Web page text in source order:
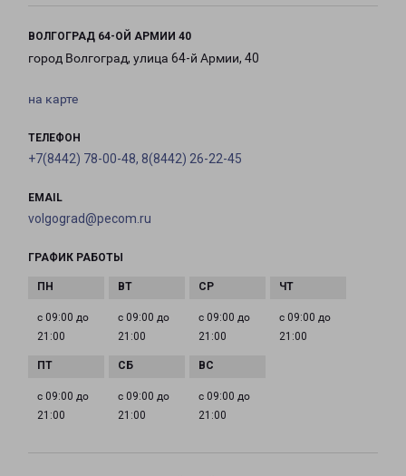
ВОЛГОГРАД 64-ОЙ АРМИИ 40
город Волгоград, улица 64-й Армии, 40
на карте
ТЕЛЕФОН
+7(8442) 78-00-48, 8(8442) 26-22-45
EMAIL
volgograd@pecom.ru
ГРАФИК РАБОТЫ
с 09:00 до
21:00
с 09:00 до
21:00
с 09:00 до
21:00
с 09:00 до
21:00
с 09:00 до
21:00
с 09:00 до
21:00
с 09:00 до
21:00